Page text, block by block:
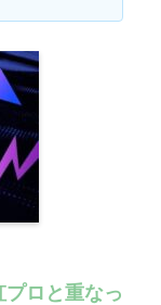
プロと重なっ